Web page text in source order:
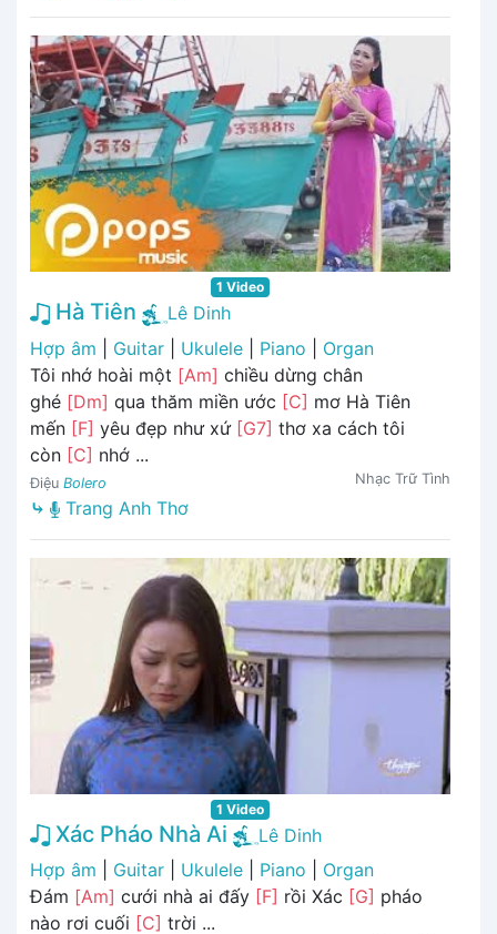
1 Video
Hà Tiên
Lê Dinh
Hợp âm
Guitar Ukulele Piano
Organ
Tôi nhớ hoài một [Am] chiều dừng chân
ghé [Dm] qua thăm miền ước [C] mơ Hà Tiên
mến [F] yêu đẹp như xứ [G7] thơ xa cách tôi
còn [C] nhớ ...
Điệu Bolero Nhạc Trữ Tình
⤷ Trang Anh Thơ
1 Video
Xác Pháo Nhà Ai
Lê Dinh
Hợp âm
Guitar Ukulele Piano
Organ
Đám [Am] cưới nhà ai đấy [F] rồi Xác [G] pháo
nào rơi cuối [C] trời ...